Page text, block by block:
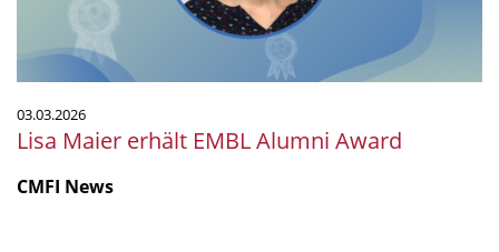
03.03.2026
Lisa Maier erhält EMBL Alumni Award
CMFI News